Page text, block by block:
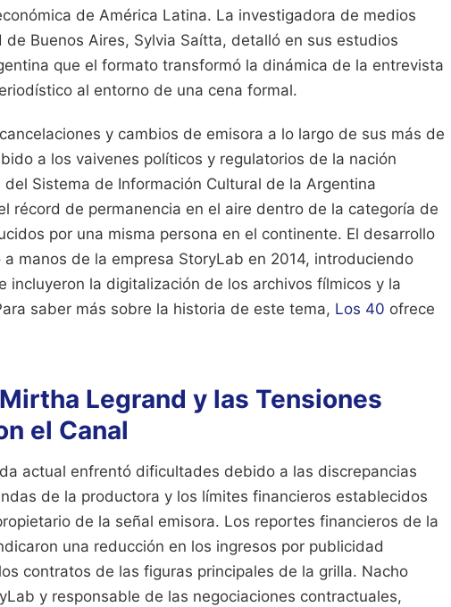
de América Latina. La investigadora de medios
Buenos Aires, Sylvia Saítta, detalló en sus estudios
que el formato transformó la dinámica de la entrevista
al entorno de una cena formal.
y cambios de emisora a lo largo de sus más de
a los vaivenes políticos y regulatorios de la nación
Sistema de Información Cultural de la Argentina
récord de permanencia en el aire dentro de la categoría de
por una misma persona en el continente. El desarrollo
manos de la empresa StoryLab en 2014, introduciendo
incluyeron la digitalización de los archivos fílmicos y la
saber más sobre la historia de este tema, Los 40 ofrece
Legrand y las Tensiones
el Canal
actual enfrentó dificultades debido a las discrepancias
de la productora y los límites financieros establecidos
de la señal emisora. Los reportes financieros de la
una reducción en los ingresos por publicidad
contratos de las figuras principales de la grilla. Nacho
y responsable de las negociaciones contractuales,